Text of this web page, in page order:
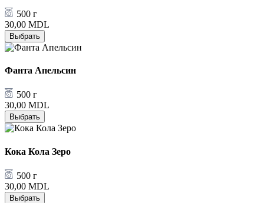
500 г
30,00 MDL
Выбрать
Фанта Апельсин
500 г
30,00 MDL
Выбрать
Кока Кола Зеро
500 г
30,00 MDL
Выбрать